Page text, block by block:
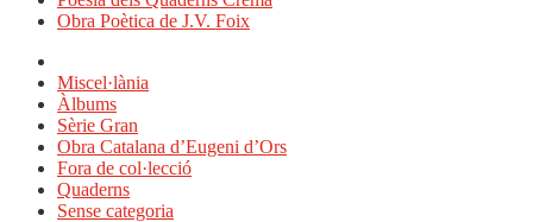
Obra Poètica de J.V. Foix
Miscel·lània
Àlbums
Sèrie Gran
Obra Catalana d’Eugeni d’Ors
Fora de col·lecció
Quaderns
Sense categoria